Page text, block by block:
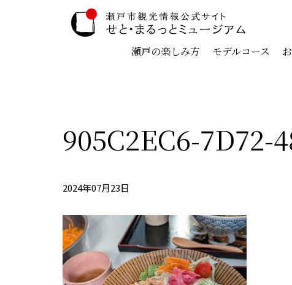
瀬戸の楽しみ方 モデルコース
905C2EC6-7D72-
2024年07月23日